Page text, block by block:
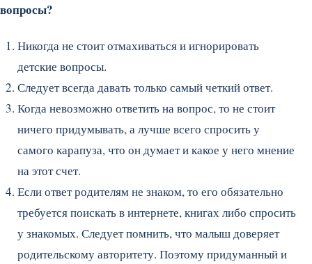
вопросы?
Никогда не стоит отмахиваться и игнорировать
детские вопросы.
Следует всегда давать только самый четкий ответ.
Когда невозможно ответить на вопрос, то не стоит
ничего придумывать, а лучше всего спросить у
самого карапуза, что он думает и какое у него мнение
на этот счет.
Если ответ родителям не знаком, то его обязательно
требуется поискать в интернете, книгах либо спросить
у знакомых. Следует помнить, что малыш доверяет
родительскому авторитету. Поэтому придуманный и